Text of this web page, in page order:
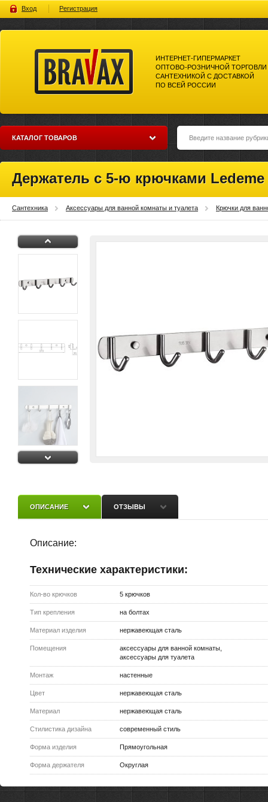
Вход Регистрация
всей россии
ИНТЕРНЕТ-ГИПЕРМАРКЕТ
ОПТОВО-РОЗНИЧНОЙ ТОРГОВЛИ
САНТЕХНИКОЙ С ДОСТАВКОЙ
ПО ВСЕЙ РОССИИ
КАТАЛОГ ТОВАРОВ
Держатель с 5-ю крючками Ledeme
Сантехника Аксессуары для ванной комнаты и туалета Крючки для
ОПИСАНИЕ ОТЗЫВЫ
Описание:
Технические характеристики:
Кол-во крючков 5 крючков
Тип крепления на болтах
Материал изделия нержавеющая сталь
Помещения
аксессуары для ванной комнаты,
аксессуары для туалета
Монтаж настенные
Цвет нержавеющая сталь
Материал нержавеющая сталь
Стилистика дизайна современный стиль
Форма изделия Прямоугольная
Форма держателя Округлая